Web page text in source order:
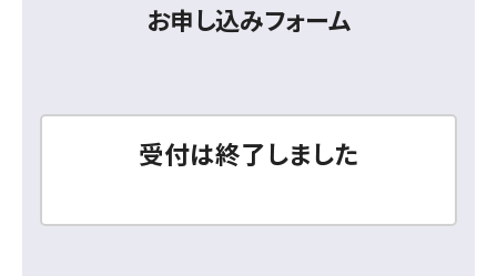
お申し込みフォーム
受付は終了しました